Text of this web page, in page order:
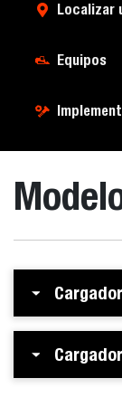
Localizar
Equipos